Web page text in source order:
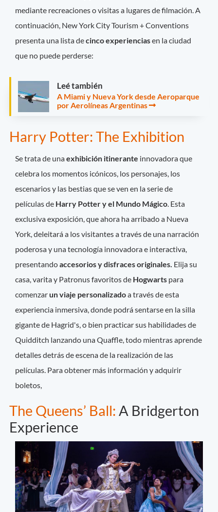
mediante recreaciones o visitas a lugares de filmación. A
continuación, New York City Tourism + Conventions
presenta una lista decinco experienciasen la ciudad
que no puede perderse:
Leé también
A Miami y Nueva York desde Aeroparque
por Aerolíneas Argentinas
Harry Potter: The Exhibition
Se trata de unaexhibición itinerante innovadora que
celebra los momentos icónicos, los personajes, los
escenarios y las bestias que se ven en la serie de
películas de Harry Potter y el Mundo Mágico. Esta
exclusiva exposición, que ahora ha arribado a Nueva
York, deleitará a los visitantes a través de una narración
poderosa y una tecnología innovadora e interactiva,
presentandoaccesorios y disfraces originales. Elija su
casa, varita y Patronus favoritos de Hogwarts para
comenzar un viaje personalizadoa través de esta
experiencia inmersiva, donde podrá sentarse en la silla
gigante de Hagrid's, o bien practicar sus habilidades de
Quidditch lanzando una Quaffle, todo mientras aprende
detalles detrás de escena de la realización de las
películas. Para obtener más información y adquirir
boletos,
The Queens’ Ball: A Bridgerton
Experience